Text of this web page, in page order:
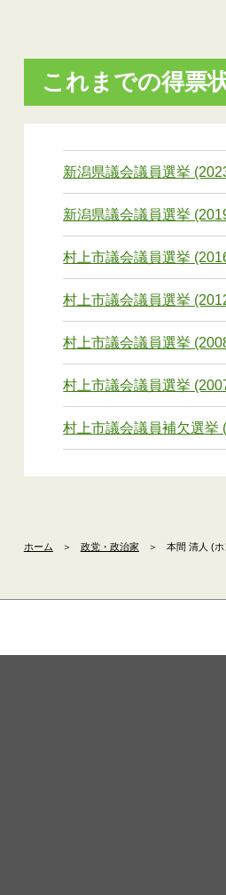
これまでの得票
新潟県議会議員選挙
新潟県議会議員選挙
村上市議会議員選挙
村上市議会議員選挙
村上市議会議員選挙
村上市議会議員選挙
村上市議会議員補欠選挙
ホーム ＞ 政党・政治家 ＞ 本間 清人 (